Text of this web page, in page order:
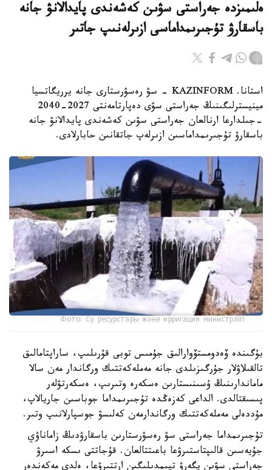
ەلىمىزدە جەراستى سۋىن كەشەندى پايدالانۋ جانە
باسقارۋ تۇجىرىمداماسى ازىرلەنىپ جاتىر
استانا. KAZINFORM - سۋ رەسۋرستارى جانە يرريگاتسيا
مينيسترلىگىنىڭ جەراستى سۋى دەپارتامەنتى 2027-2040
-جىلدارعا ارنالعان جەراستى سۋىن كەشەندى پايدالانۋ جانە
باسقارۋ تۇجىرىمداماسىن ازىرلەپ جاتقانىن حابارلادى.
Фото: Су ресурстары және ирригация министрлігі
بۇگىندە ۆەدومستۆوارالىق جۇمىس توبى قۇرىلىپ، ساراپتامالىق
تالقىلاۋلار جۇرگىزىلدى جانە مەملەكەتتىك ورگاندار مەن سالا
ماماندارىنىڭ ۇسىنىستارىن ەسكەرە وتىرىپ، ەسكەرتۋلەر
پىسىقتالدى. الداعى كەزەڭدە تۇجىرىمداما جوباسىن جاريالاپ،
مۇددەلى مەملەكەتتىك ورگاندارمەن كەلىسۋ جوسپارلانىپ وتىر.
تۇجىرىمداما جەراستى سۋ رەسۋرستارىن باسقارۋدىڭ زاماناۋي
جۇيەسىن قالىپتاستىرۋعا باعىتتالعان. قۇجاتتى ىسكە اسىرۋ
جەراستى سۋىن يگەرۋ تيىمدىلىگىن ارتتىرۋعا، ەلدى مەكەندەر